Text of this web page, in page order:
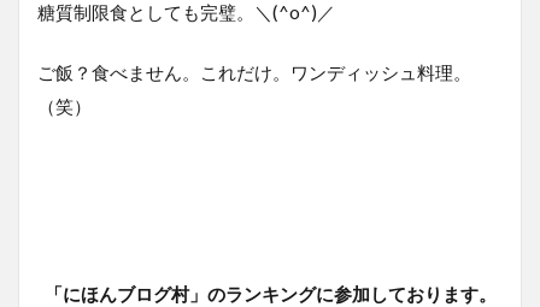
糖質制限食としても完璧。＼(^o^)／
ご飯？食べません。これだけ。ワンディッシュ料理。
（笑）
「にほんブログ村」のランキングに参加しております。